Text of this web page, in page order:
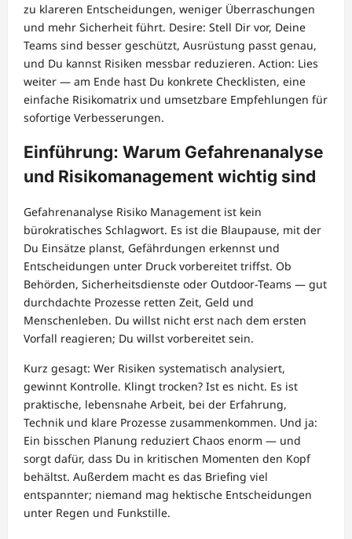
zu klareren Entscheidungen, weniger Überraschungen
und mehr Sicherheit führt. Desire: Stell Dir vor, Deine
Teams sind besser geschützt, Ausrüstung passt genau,
und Du kannst Risiken messbar reduzieren. Action: Lies
weiter — am Ende hast Du konkrete Checklisten, eine
einfache Risikomatrix und umsetzbare Empfehlungen für
sofortige Verbesserungen.
Einführung: Warum Gefahrenanalyse
und Risikomanagement wichtig sind
Gefahrenanalyse Risiko Management ist kein
bürokratisches Schlagwort. Es ist die Blaupause, mit der
Du Einsätze planst, Gefährdungen erkennst und
Entscheidungen unter Druck vorbereitet triffst. Ob
Behörden, Sicherheitsdienste oder Outdoor-Teams — gut
durchdachte Prozesse retten Zeit, Geld und
Menschenleben. Du willst nicht erst nach dem ersten
Vorfall reagieren; Du willst vorbereitet sein.
Kurz gesagt: Wer Risiken systematisch analysiert,
gewinnt Kontrolle. Klingt trocken? Ist es nicht. Es ist
praktische, lebensnahe Arbeit, bei der Erfahrung,
Technik und klare Prozesse zusammenkommen. Und ja:
Ein bisschen Planung reduziert Chaos enorm — und
sorgt dafür, dass Du in kritischen Momenten den Kopf
behältst. Außerdem macht es das Briefing viel
entspannter; niemand mag hektische Entscheidungen
unter Regen und Funkstille.